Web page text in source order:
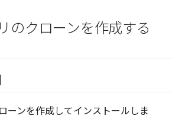
のクローンを作成する
ーンを作成してインストールしま